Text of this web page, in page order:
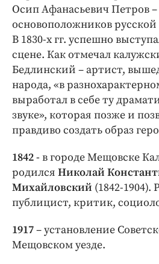
Осип Афанасьевич Петров
основоположников
В 1830-х гг. успешно
сцене. Как отмечал
Бедлинский – артист,
народа, «в
выработал в себе ту
звуке», которая позже и
правдиво создать образ
1842 -в городе Мещовске
родился Николай
Михайловский (1842-1904).
публицист, критик,
1917– установление
Мещовском уезде.